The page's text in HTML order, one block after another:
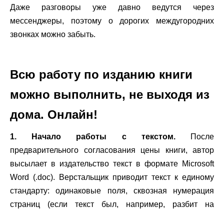
Даже разговоры уже давно ведутся через
мессенджеры, поэтому о дорогих междугородних
звонках можно забыть.
Всю работу по изданию книги
можно выполнить, не выходя из
дома. Онлайн!
1. Начало работы с текстом.После
предварительного согласования цены книги, автор
высылает в издательство текст в формате Microsoft
Word
(.doc). Верстальщик приводит текст к единому
стандарту: одинаковые поля, сквозная нумерация
страниц (если текст был, например, разбит на